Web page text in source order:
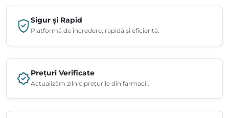
Sigur și Rapid
Platformă de încredere, rapidă și eficientă.
Prețuri Verificate
Actualizăm zilnic prețurile din farmacii.